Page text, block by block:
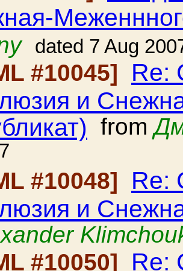
dated 7 Aug
#10045] Re:
и
from
#10048]
Re:
и
#10050]
Re: